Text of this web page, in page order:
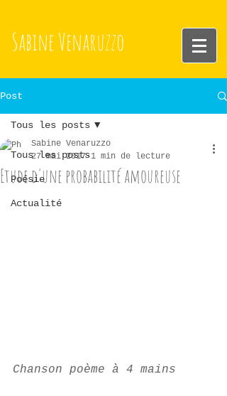
SabineVenaruzzo
Post
Tous les posts
Poésie
Actualité
Tous les posts
Etude d'une probabilité amoureuse
Sabine Venaruzzo
27 mai 2017 1 min de lecture
Chanson poème à 4 mains